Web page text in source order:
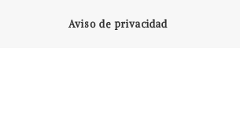
Aviso de privacidad